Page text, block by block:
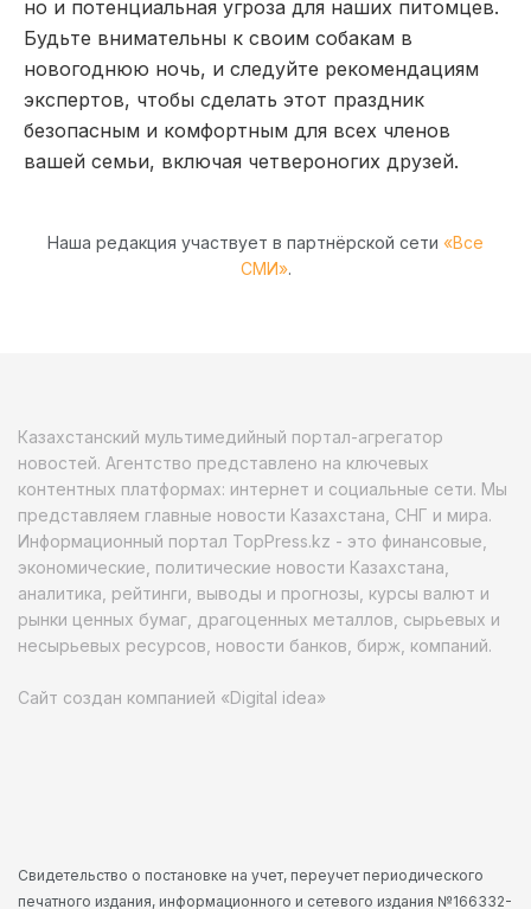
но и потенциальная угроза для наших питомцев.
Будьте внимательны к своим собакам в
новогоднюю ночь, и следуйте рекомендациям
экспертов, чтобы сделать этот праздник
безопасным и комфортным для всех членов
вашей семьи, включая четвероногих друзей.
Наша редакция участвует в партнёрской сети «Все
СМИ».
Казахстанский мультимедийный портал-агрегатор
новостей. Агентство представлено на ключевых
контентных платформах: интернет и социальные сети. Мы
представляем главные новости Казахстана, СНГ и мира.
Информационный портал TopPress.kz - это финансовые,
экономические, политические новости Казахстана,
аналитика, рейтинги, выводы и прогнозы, курсы валют и
рынки ценных бумаг, драгоценных металлов, сырьевых и
несырьевых ресурсов, новости банков, бирж, компаний.
Сайт создан компанией «Digital idea»
Свидетельство о постановке на учет, переучет периодического
печатного издания, информационного и сетевого издания №166332-